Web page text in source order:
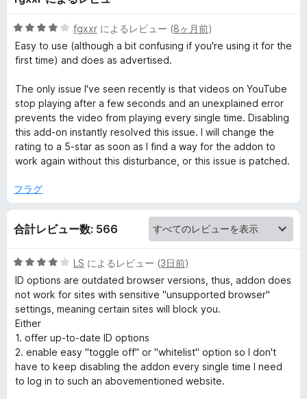
e
n
t
S
w
t
c
h
e
r
の
5
段
階
4
の
評
価
fgxxr によるレビュー (8ヶ月前)
Easy to use (although a bit confusing if you're using it for the
first time) and does as advertised.
The only issue I've seen recently is that videos on YouTube
stop playing after a few seconds and an unexplained error
prevents the video from playing every single time. Disabling
this add-on instantly resolved this issue. I will change the
rating to a 5-star as soon as I find a way for the addon to
work again without this disturbance, or this issue is patched.
フラグ
合計レビュー数: 566
5
段
階
中
4
の
評
価
LS によるレビュー (3日前)
ID options are outdated browser versions, thus, addon does
not work for sites with sensitive "unsupported browser"
settings, meaning certain sites will block you.
Either
1. offer up-to-date ID options
2. enable easy "toggle off" or "whitelist" option so I don't
have to keep disabling the addon every single time I need
to log in to such an abovementioned website.